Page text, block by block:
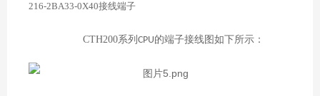
216-2BA33-0X40接线端子
CTH200系列 CPU的端子接线图如下所示：